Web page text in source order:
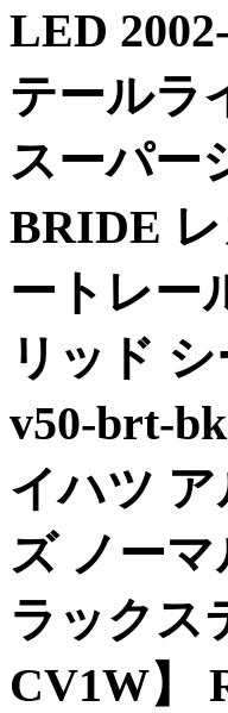
LED
テールラ
スーパー
BRIDE
ートレー
リッド
v50-brt-
イハツ
ズ ノー
ラックス
CV1W】